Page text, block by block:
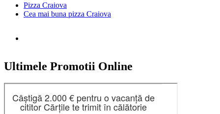
Pizza Craiova
Cea mai buna pizza Craiova
Ultimele Promotii Online